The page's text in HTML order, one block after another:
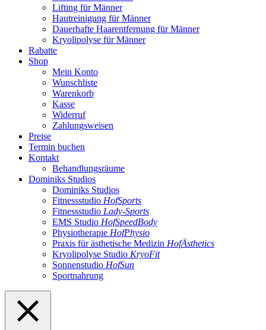
Lifting für Männer
Hautreinigung für Männer
Dauerhafte Haarentfernung für Männer
Kryolipolyse für Männer
Rabatte
Shop
Mein Konto
Wunschliste
Warenkorb
Kasse
Widerruf
Zahlungsweisen
Preise
Termin buchen
Kontakt
Behandlungsräume
Dominiks Studios
Dominiks Studios
Fitnessstudio HofSports
Fitnessstudio Lady-Sports
EMS Studio HofSpeedBody
Physiotherapie HofPhysio
Praxis für ästhetische Medizin HofÄsthetics
Kryolipolyse Studio KryoFit
Sonnenstudio HofSun
Sportnahrung